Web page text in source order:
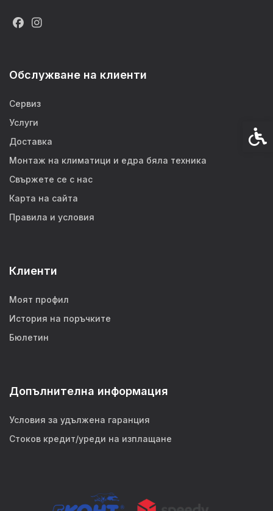
Обслужване на клиенти
Сервиз
Услуги
Доставка
Монтаж на климатици и едра бяла техника
Свържете се с нас
Карта на сайта
Правила и условия
Клиенти
Моят профил
История на поръчките
Бюлетин
Допълнителна информация
Условия за удължена гаранция
Стоков кредит/уреди на изплащане